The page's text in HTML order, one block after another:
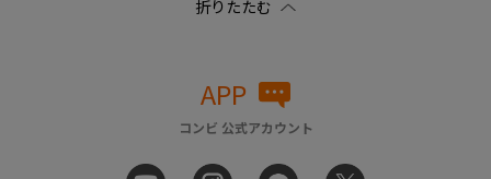
APP
コンビ 公式アカウント